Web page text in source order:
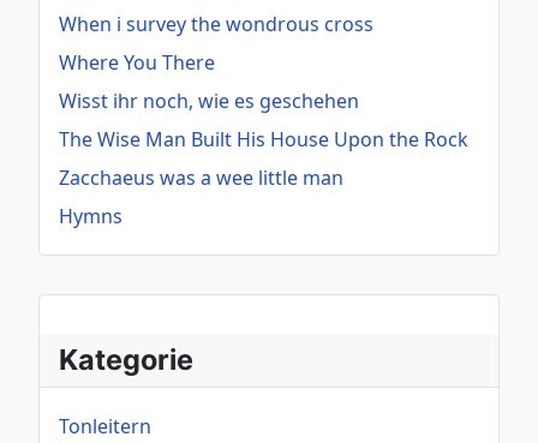
Kategorie
Tonleitern
When i survey the wondrous cross
Where You There
Wisst ihr noch, wie es geschehen
The Wise Man Built His House Upon the Rock
Zacchaeus was a wee little man
Hymns